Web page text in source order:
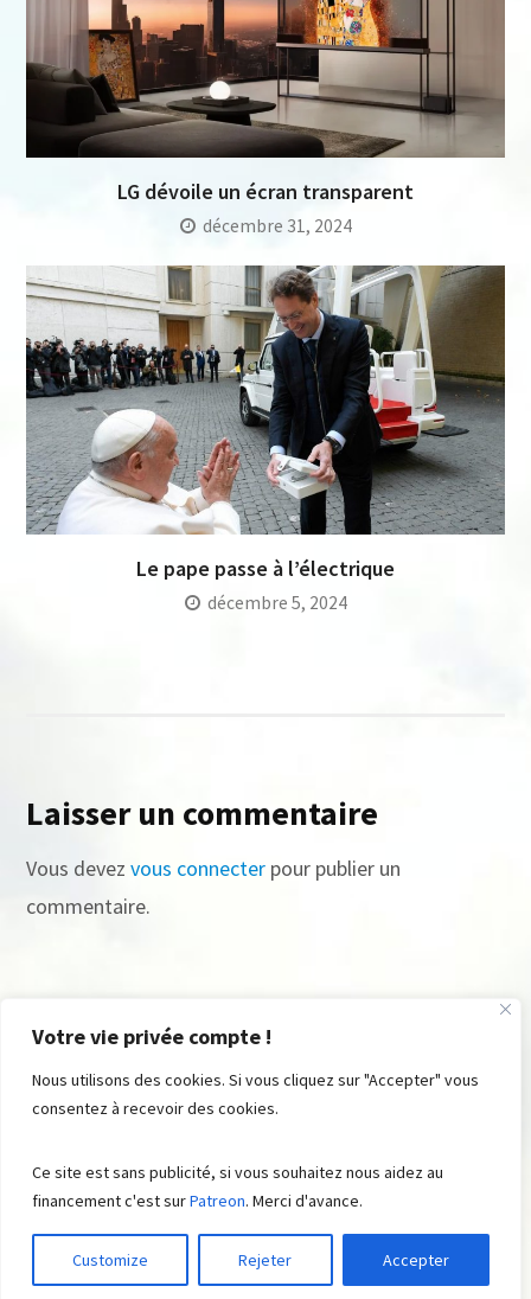
Votre vie privée compte !
Nous utilisons des cookies. Si vous cliquez sur "Accepter" vous
consentez à recevoir des cookies.
Ce site est sans publicité, si vous souhaitez nous aidez au
financement c'est surPatreon. Merci d'avance.
Customize Rejeter Accepter
LG dévoile un écran transparent
décembre 31, 2024
Le pape passe à l’électrique
décembre 5, 2024
Laisser un commentaire
Vous devezvous connecter pour publier un
commentaire.
Suite48Aidez-nousContributions